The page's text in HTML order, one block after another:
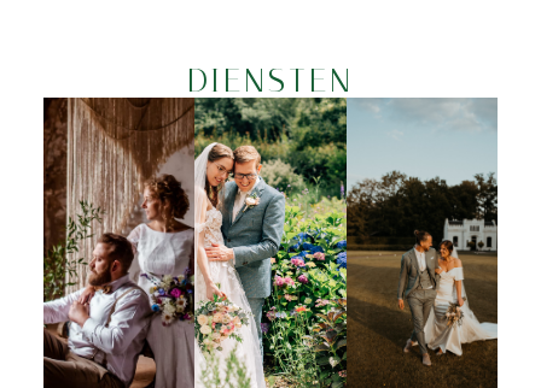
DIENSTEN
WEDDINGPLANNERCEREMONIEMEESTER